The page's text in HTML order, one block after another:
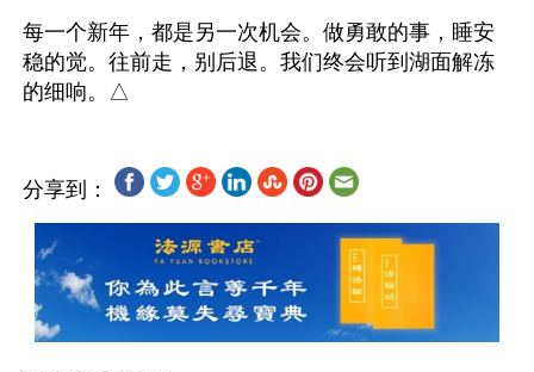
每一个新年，都是另一次机会。做勇敢的事，睡安
稳的觉。往前走，别后退。我们终会听到湖面解冻
分享到：